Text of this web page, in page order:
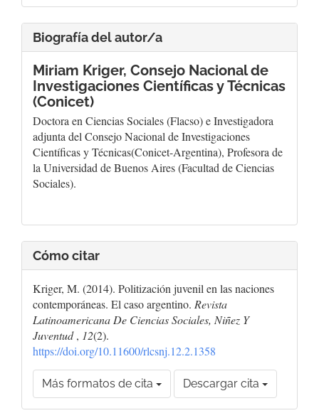
Biografía del autor/a
Miriam Kriger, Consejo Nacional de
Investigaciones Científicas y Técnicas
(Conicet)
Doctora en Ciencias Sociales (Flacso) e Investigadora
adjunta del Consejo Nacional de Investigaciones
Científicas y Técnicas(Conicet-Argentina), Profesora de
la Universidad de Buenos Aires (Facultad de Ciencias
Sociales).
Cómo citar
Kriger, M. (2014). Politización juvenil en las naciones
contemporáneas. El caso argentino. Revista
Latinoamericana De Ciencias Sociales, Niñez Y
Juventud, 12(2).
https://doi.org/10.11600/rlcsnj.12.2.1358
Más formatos de cita Descargar cita